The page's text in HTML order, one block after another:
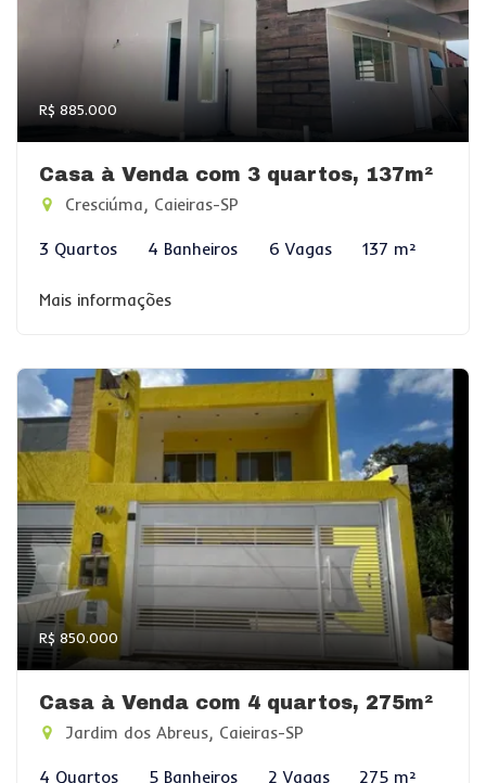
R$ 885.000
Casa à Venda com 3 quartos, 137m²
Cresciúma, Caieiras-SP
3 Quartos 4 Banheiros 6 Vagas 137 m²
Mais informações
R$ 850.000
Casa à Venda com 4 quartos, 275m²
Jardim dos Abreus, Caieiras-SP
4 Quartos 5 Banheiros 2 Vagas 275 m²